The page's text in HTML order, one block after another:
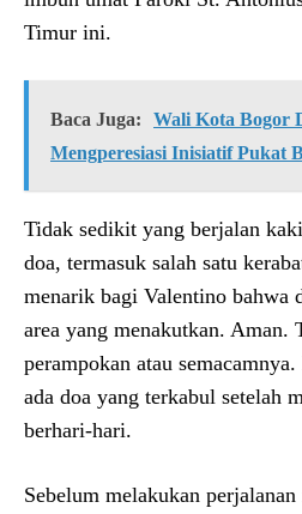
Timur ini.
Baca Juga:
Wali Kota Bogor
Mengperesiasi Inisiatif Pukat
Tidak sedikit yang berjalan
doa, termasuk salah satu
menarik bagi Valentino bahwa
area yang menakutkan. Aman.
perampokan atau
ada doa yang terkabul setelah
berhari-hari.
Sebelum melakukan